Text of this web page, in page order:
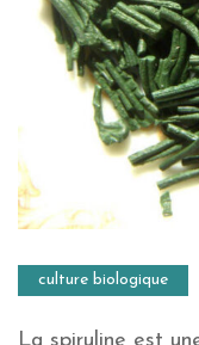
culture biologique
La spiruline est